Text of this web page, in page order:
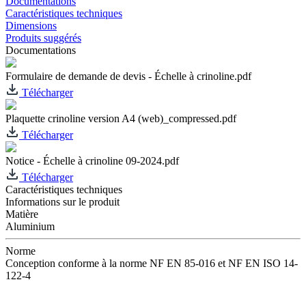
Caractéristiques techniques
Dimensions
Produits suggérés
Documentations
Formulaire de demande de devis - Échelle à crinoline.pdf
Télécharger
Plaquette crinoline version A4 (web)_compressed.pdf
Télécharger
Notice - Échelle à crinoline 09-2024.pdf
Télécharger
Caractéristiques techniques
Informations sur le produit
Matière
Aluminium
Norme
Conception conforme à la norme NF EN 85-016 et NF EN ISO 14-
122-4